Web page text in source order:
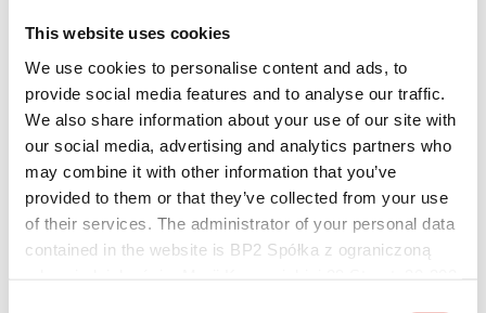
This website uses cookies
We use cookies to personalise content and ads, to
provide social media features and to analyse our traffic.
We also share information about your use of our site with
our social media, advertising and analytics partners who
may combine it with other information that you’ve
provided to them or that they’ve collected from your use
of their services. The administrator of your personal data
contained in the website is BP2 Spółka z ograniczoną